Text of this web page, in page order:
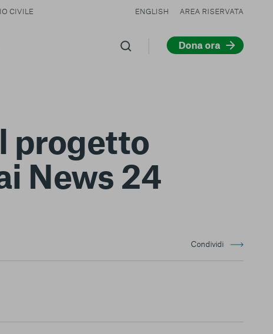
Dona ora
CIVILE ENGLISH AREA RISERVATA
progetto
News 24
Condividi